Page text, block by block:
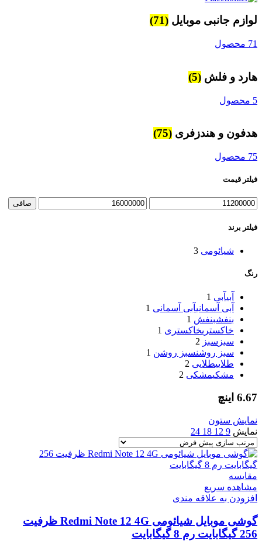
لوازم جانبی موبایل (71)
71 محصول
هارد و فلش (5)
5 محصول
هدفون و هندزفری (75)
75 محصول
فیلتر قیمت
حداقل
حداكثر
صافی
فیلتر برند
شیائومی 3
رنگ
آبیآبی 1
آبی آسمانیآبی آسمانی 1
بنفشبنفش 1
خاکستریخاکستری 1
سبز سبز 2
سبز روشنسبز روشن 1
طلاییطلایی 2
مشکیمشکی 2
6.67 اینچ
نمایش ستون
نمایش 9
12
18
24
مقایسه
مشاهده سریع
افزودن به علاقه مندی
گوشی موبایل شیائومی Redmi Note 12 4G ظرفیت
256 گیگابایت رم 8 گیگابایت